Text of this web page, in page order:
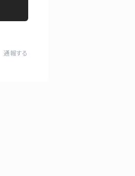
通報する